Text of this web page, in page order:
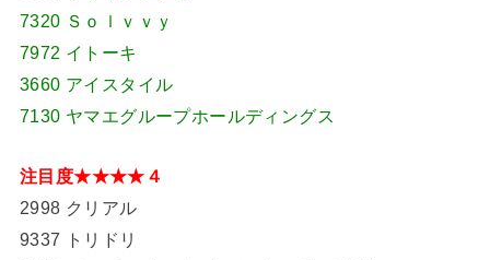
7320 Ｓｏｌｖｖｙ
7972 イトーキ
3660 アイスタイル
7130 ヤマエグループホールディングス
注目度★★★★４
2998 クリアル
9337 トリドリ